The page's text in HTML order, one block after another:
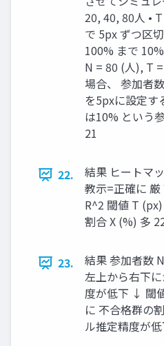
20, 40, 80人 •
で 5px ずつ区
100% まで
N = 80 (人), T
場合、 参加者
を5pxに設定す
は10% という
21
22.
結果 ヒートマ
教示=正確に
R^2 閾値 T
割合 X (%) 多
23.
結果 参加者数
左上から右下
度が低下 ↓ 閾
に 不合格群の
ル推定精度が